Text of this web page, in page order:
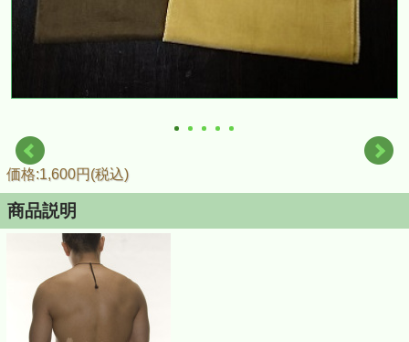
価格:1,600円(税込)
商品説明